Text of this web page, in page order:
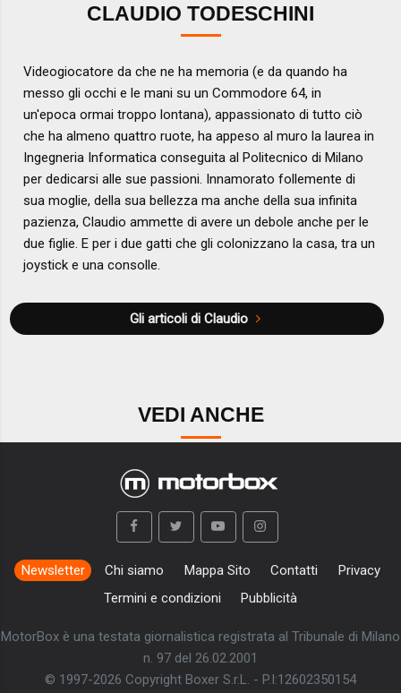
CLAUDIO TODESCHINI
Videogiocatore da che ne ha memoria (e da quando ha
messo gli occhi e le mani su un Commodore 64, in
un'epoca ormai troppo lontana), appassionato di tutto ciò
che ha almeno quattro ruote, ha appeso al muro la laurea in
Ingegneria Informatica conseguita al Politecnico di Milano
per dedicarsi alle sue passioni. Innamorato follemente di
sua moglie, della sua bellezza ma anche della sua infinita
pazienza, Claudio ammette di avere un debole anche per le
due figlie. E per i due gatti che gli colonizzano la casa, tra un
joystick e una consolle.
Gli articoli di Claudio
VEDI ANCHE
Newsletter Chi siamo Mappa Sito Contatti
Privacy
Termini e condizioni
Pubblicità
MotorBox è una testata giornalistica registrata al Tribunale di Milano
n. 97 del 26.02.2001
© 1997-2026 Copyright Boxer S.r.L. - P.I:12602350154